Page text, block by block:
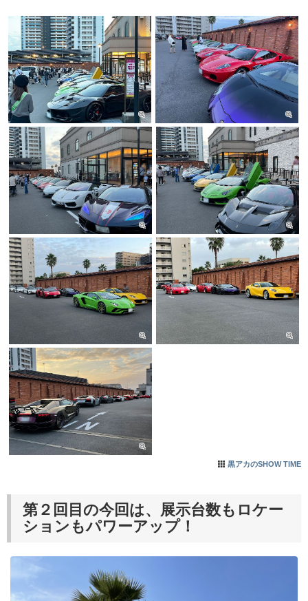
黒アカのSHOW TIME
第２回目の今回は、展示台数もロケー
ションもパワーアップ！